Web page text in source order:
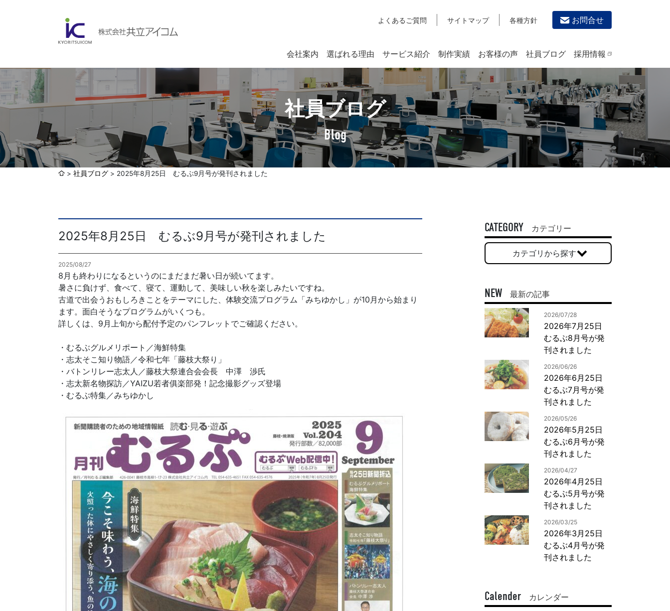
よくあるご質問 サイトマップ 各種方針 お問合せ
会社案内
会社案内
会社概要 社長挨拶 企業理念 沿革
認証取得 アクセスマップ
各種方針
一般事業主行動計画
中核的労働要求事項に関する方針声明
選ばれる理由 サービス紹介
Web制作・ホームページ制作
WEB
ホームページ制作・運営
ランディングページ制作
Web分析・改善・コンサルティング
インターネット広告代行
システム開発
SYSTEM DEVELOPMENT
Webシステム開発
デザイン作成・印刷サービス
PRINTING
チラシ/フライヤーデザインの制作・印刷
カタログデザインの制作・印刷
冊子/パンフレットのデザイン制作・印刷
学校・会社案内パンフレット制作・印刷
一般印刷 （オンデマンド・オフセット）
ユニバーサル・コミュニケーション・デザイン
企画・販売促進
PLANNING
トータルプロモーション
ブランディング戦略
コンテンツ制作
周年事業
採用プロモーション
発送代行・全国流通
SHIPPING / DISTRIBUTION
動画制作・映像撮影（ドローン撮影）
イラスト・キャラクター制作
ロゴデザイン・CI設計
コピー・ライティング
電子ブック制作
自社メディア
制作実績 お客様の声 社員ブログ 採用情報
社員ブログ
Blog
社員ブログ 2025年8月25日 むるぶ9月号が発刊されました
2025年8月25日 むるぶ9月号が発刊されました
2025/08/27
8月も終わりになるというのにまだまだ暑い日が続いてます。
暑さに負けず、食べて、寝て、運動して、美味しい秋を楽しみたいですね。
古道で出会うおもしろきことをテーマにした、体験交流プログラム「みちゆかし」が10月から始まり
ます。面白そうなプログラムがいくつも。
詳しくは、9月上旬から配付予定のパンフレットでご確認ください。
・むるぶグルメリポート／海鮮特集
・志太そこ知り物語／令和七年「藤枝大祭り」
・バトンリレー志太人／藤枝大祭連合会会長 中澤 渉氏
・志太新名物探訪／YAIZU若者俱楽部発！記念撮影グッズ登場
・むるぶ特集／みちゆかし
CATEGORY カテゴリー
カテゴリから探す
NEW 最新の記事
2026/07/28
2026年7月25日
むるぶ8月号が発
刊されました
2026/06/26
2026年6月25日
むるぶ7月号が発
刊されました
2026/05/26
2026年5月25日
むるぶ6月号が発
刊されました
2026/04/27
2026年4月25日
むるぶ5月号が発
刊されました
2026/03/25
2026年3月25日
むるぶ4月号が発
刊されました
Calender カレンダー